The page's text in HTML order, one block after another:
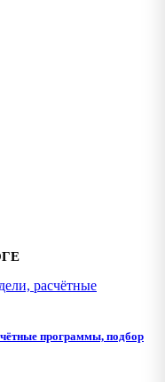
программы, подбор